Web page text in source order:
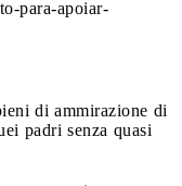
di ammirazione di
padri senza quasi